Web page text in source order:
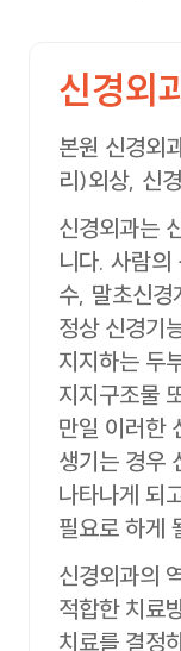
신경외
본원 신경외
리)외상, 신
신경외과는
니다. 사람의
수, 말초신경
정상 신경기
지지하는 두
지지구조물
만일 이러한
생기는 경우
나타나게 되
필요로 하게
신경외과의
적합한 치료
치료를 결정